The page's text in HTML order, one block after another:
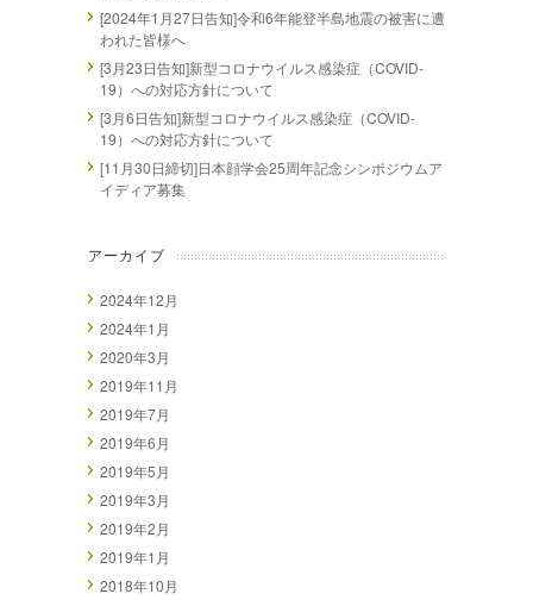
[2024年1月27日告知]令和6年能登半島地震の被害に遭
われた皆様へ
[3月23日告知]新型コロナウイルス感染症（COVID-
19）への対応方針について
[3月6日告知]新型コロナウイルス感染症（COVID-
19）への対応方針について
[11月30日締切]日本顔学会25周年記念シンポジウムア
イディア募集
アーカイブ
2024年12月
2024年1月
2020年3月
2019年11月
2019年7月
2019年6月
2019年5月
2019年3月
2019年2月
2019年1月
2018年10月